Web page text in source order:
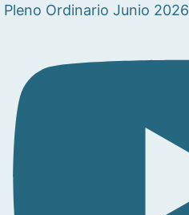
Pleno Ordinario Junio 2026